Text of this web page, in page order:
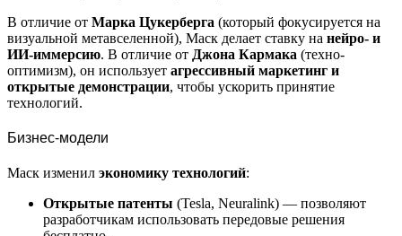
В отличие от Марка Цукерберга (который фокусируется на
визуальной метавселенной), Маск делает ставку на нейро- и
ИИ-иммерсию. В отличие от Джона Кармака (техно-
оптимизм), он использует агрессивный маркетинг и
открытые демонстрации, чтобы ускорить принятие
технологий.
Бизнес-модели
Маск изменил экономику технологий:
Открытые патенты (Tesla, Neuralink) — позволяют
разработчикам использовать передовые решения